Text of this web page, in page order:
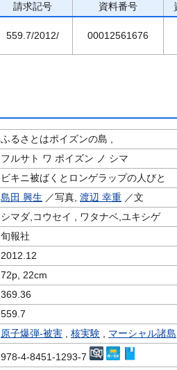
請求記号 資料番号
559.7/2012/ 00012561676
ふるさとはポイズンの島 ,
フルサト ワ ポイズン ノ シマ
ビキニ被ばくとロンゲラップの人びと
島田 興生 ／写真, 渡辺 幸重 ／文
シマダ,コウセイ , ワタナベ,ユキシゲ
旬報社
2012.12
72p, 22cm
369.36
559.7
原子爆弾-被害 核実験 マーシャル諸島
978-4-8451-1293-7